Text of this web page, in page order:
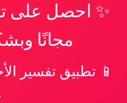
✨ احصل على
مجانًا